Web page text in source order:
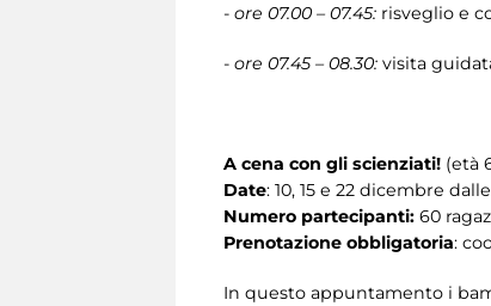
- ore 07.00 – 07.45: risveglio e
- ore 07.45 – 08.30: visita
A cena con gli scienziati! (età
Date: 10, 15 e 22 dicembre dalle
Numero partecipanti: 60
Prenotazione obbligatoria:
In questo appuntamento i